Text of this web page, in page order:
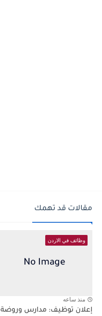
مقالات قد تهمك
وظائف في الاردن
منذ ساعه
إعلان توظيف: مدارس وروضة